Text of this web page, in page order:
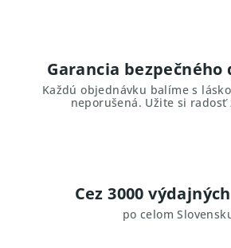
Garancia bezpečného
Každú objednávku balíme s
neporušená. Užite si radosť
Cez 3000
po celom